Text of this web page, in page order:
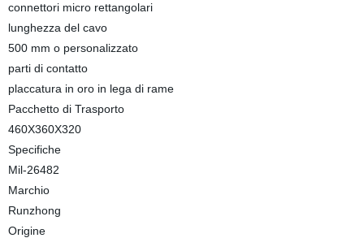
connettori micro rettangolari
lunghezza del cavo
500 mm o personalizzato
parti di contatto
placcatura in oro in lega di rame
Pacchetto di Trasporto
460X360X320
Specifiche
Mil-26482
Marchio
Runzhong
Origine